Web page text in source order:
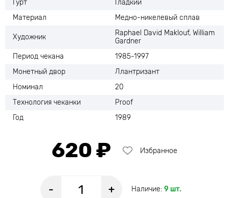
Гурт
Гладкий
Материал
Медно-никелевый сплав
Художник
Raphael David Maklouf, William
Gardner
Период чекана
1985-1997
Монетный двор
Ллантризант
Номинал
20
Технология чеканки
Proof
Год
1989
620 ₽ Избранное
- + Наличие: 9 шт.